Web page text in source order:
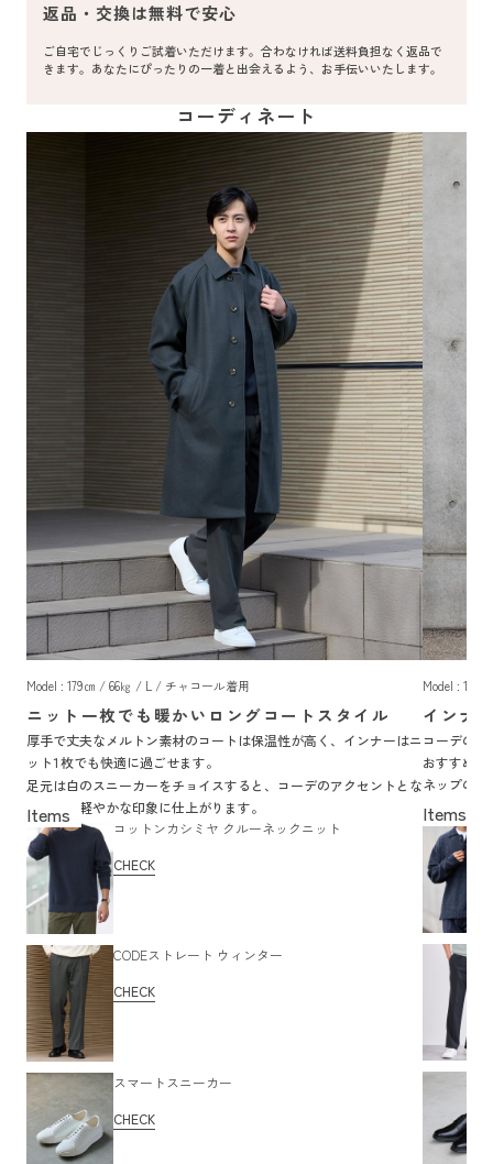
返品・交換は無料で安心
ご自宅でじっくりご試着いただけます。合わなければ送料負担なく返品で
きます。あなたにぴったりの一着と出会えるよう、お手伝いいたします。
コーディネート
Model : 179㎝ / 66㎏ / L / チャコール着用
ニット一枚でも暖かいロングコートスタイル
厚手で丈夫なメルトン素材のコートは保温性が高く、インナーはニ
ット 1 枚でも快適に過ごせます。
足元は白のスニーカーをチョイスすると、コーデのアクセントとな
り全体が軽やかな印象に仕上がります。
コットンカシミヤ クルーネックニット
CHECK
CODEストレート ウィンター
CHECK
スマートスニーカー
CHECK
Model : 179
インナ
コーデの
おすすめ。
ネップの
トもこな